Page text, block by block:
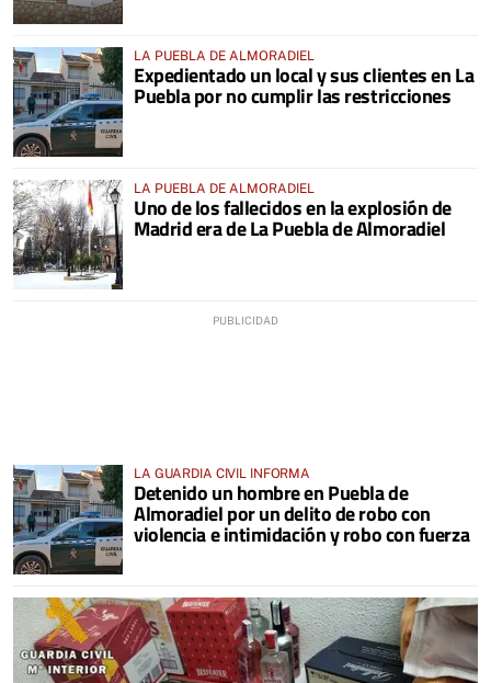
LA PUEBLA DE ALMORADIEL
Expedientado un local y sus clientes en La
Puebla por no cumplir las restricciones
LA PUEBLA DE ALMORADIEL
Uno de los fallecidos en la explosión de
Madrid era de La Puebla de Almoradiel
LA GUARDIA CIVIL INFORMA
Detenido un hombre en Puebla de
Almoradiel por un delito de robo con
violencia e intimidación y robo con fuerza